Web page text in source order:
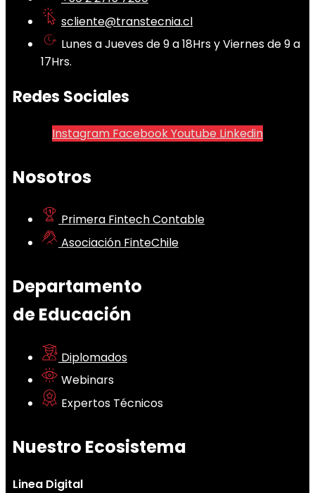
scliente@transtecnia.cl
Lunes a Jueves de 9 a 18Hrs y Viernes de 9 a
17Hrs.
Redes Sociales
Instagram FacebookYoutube Linkedin
Nosotros
Primera Fintech Contable
Asociación FinteChile
Departamento
de Educación
Diplomados
Webinars
Expertos Técnicos
Nuestro Ecosistema
Linea Digital